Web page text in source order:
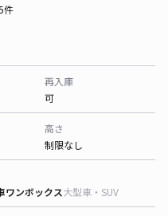
件
再入庫
可
高さ
制限なし
ワンボックス大型車・SUV